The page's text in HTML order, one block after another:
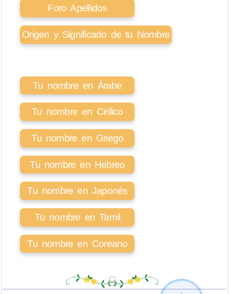
Foro Apellidos
Origen y Significado de tu Nombre
Tu nombre en Árabe
Tu nombre en Cirílico
Tu nombre en Griego
Tu nombre en Hebreo
Tu nombre en Japonés
Tu nombre en Tamil
Tu nombre en Coreano